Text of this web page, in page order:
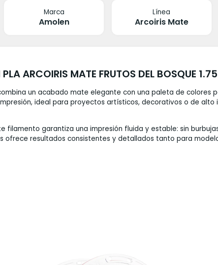
Marca
Amolen
Línea
Arcoiris Mate
ARCOIRIS MATE FRUTOS DEL BOSQUE
combina un acabado mate elegante con una paleta de
ideal para proyectos artísticos, decorativos o de
garantiza una impresión fluida y estable: sin
ofrece resultados consistentes y detallados tanto para